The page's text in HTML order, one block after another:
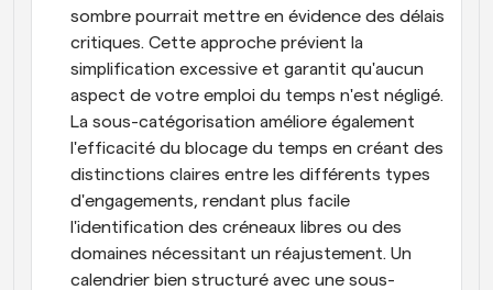
sombre pourrait mettre en évidence des délais
critiques. Cette approche prévient la
simplification excessive et garantit qu'aucun
aspect de votre emploi du temps n'est négligé.
La sous-catégorisation améliore également
l'efficacité du blocage du temps en créant des
distinctions claires entre les différents types
d'engagements, rendant plus facile
l'identification des créneaux libres ou des
domaines nécessitant un réajustement. Un
calendrier bien structuré avec une sous-